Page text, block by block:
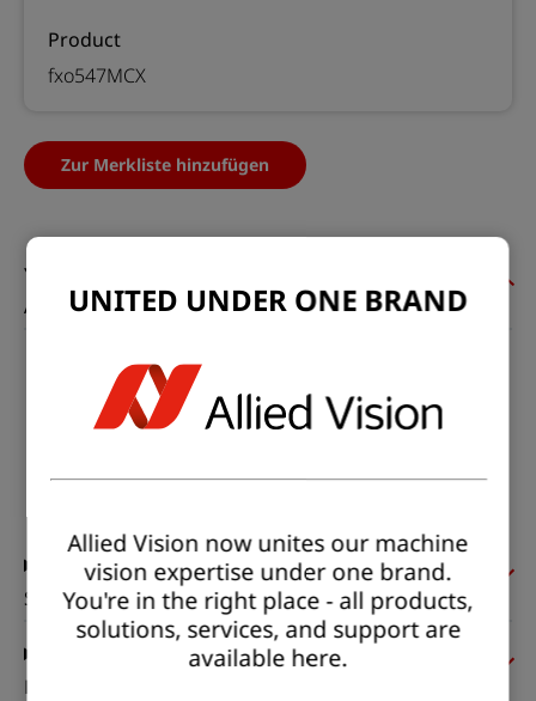
Allgemein
fxo547MCX
Produktcode:
F002128
Sensor
Pixelformate
Product
fxo547MCX
Zur Merkliste hinzufügen
UNITED UNDER ONE BRAND
Allied Vision now unites our machine
vision expertise under one brand.
You're in the right place - all products,
solutions, services, and support are
available here.